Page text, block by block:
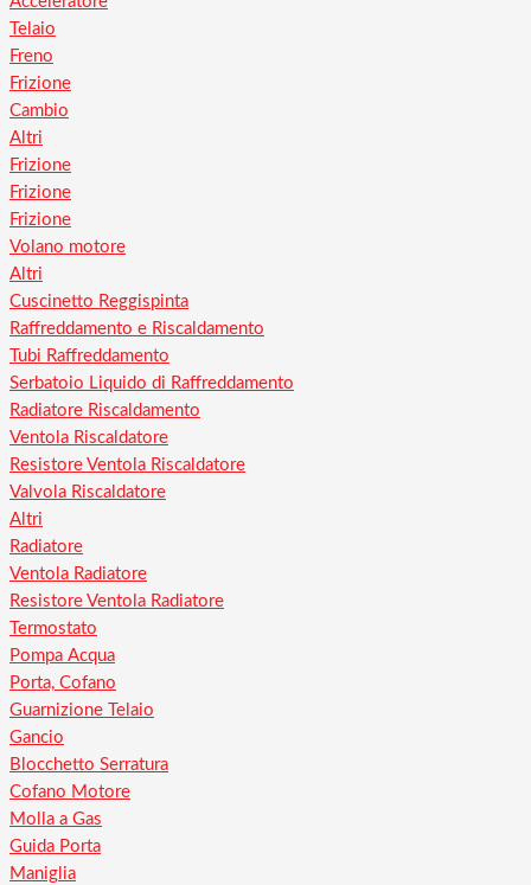
Telaio
Freno
Frizione
Cambio
Altri
Frizione
Frizione
Frizione
Volano motore
Altri
Cuscinetto Reggispinta
Raffreddamento e Riscaldamento
Tubi Raffreddamento
Serbatoio Liquido di Raffreddamento
Radiatore Riscaldamento
Ventola Riscaldatore
Resistore Ventola Riscaldatore
Valvola Riscaldatore
Altri
Radiatore
Ventola Radiatore
Resistore Ventola Radiatore
Termostato
Pompa Acqua
Porta, Cofano
Guarnizione Telaio
Gancio
Blocchetto Serratura
Cofano Motore
Molla a Gas
Guida Porta
Maniglia